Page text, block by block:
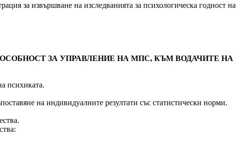
за извършване на изследванията за психологическа годност на
ЗА УПРАВЛЕНИЕ НА МПС, КЪМ ВОДАЧИТЕ НА
психиката.
на индивидуалните резултати със статистически норми.